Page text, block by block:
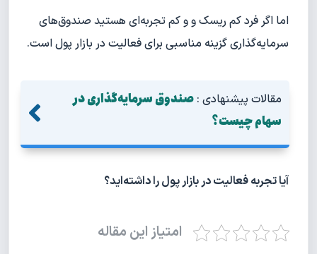
اما اگر فرد کم ریسک و و کم تجربه‌ای هستید صندوق‌های
سرمایه‌گذاری گزینه مناسبی برای فعالیت در بازار پول است.
مقالات پیشنهادی : صندوق سرمایه‌گذاری در
سهام چیست؟
آیا تجربه فعالیت در بازار پول را داشته‌اید؟
امتیاز این مقاله